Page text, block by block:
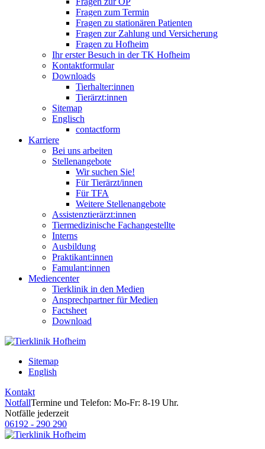
Fragen zum Termin
Fragen zu stationären Patienten
Fragen zur Zahlung und Versicherung
Fragen zu Hofheim
Ihr erster Besuch in der TK Hofheim
Kontaktformular
Downloads
Tierhalter:innen
Tierärzt:innen
Sitemap
Englisch
contactform
Karriere
Bei uns arbeiten
Stellenangebote
Wir suchen Sie!
Für Tierärzt/innen
Für TFA
Weitere Stellenangebote
Assistenztierärzt:innen
Tiermedizinische Fachangestellte
Interns
Ausbildung
Praktikant:innen
Famulant:innen
Mediencenter
Tierklinik in den Medien
Ansprechpartner für Medien
Factsheet
Download
Sitemap
English
Kontakt
NotfallTermine und Telefon: Mo-Fr: 8-19 Uhr.
Notfälle jederzeit
06192 - 290 290